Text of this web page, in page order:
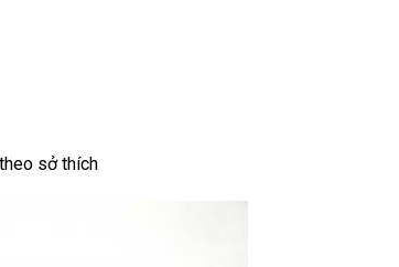
sở thích